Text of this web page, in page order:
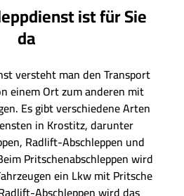
ist für Sie
da
versteht man den Transport
einem Ort zum anderen mit
Es gibt verschiedene Arten
in Krostitz, darunter
Radlift-Abschleppen und
Pritschenabschleppen wird
ein Lkw mit Pritsche